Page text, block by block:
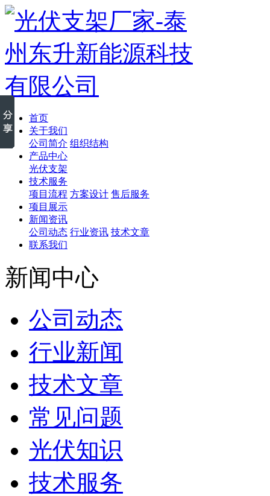
首页
关于我们
公司简介 组织结构
产品中心
光伏支架
技术服务
项目流程 方案设计 售后服务
项目展示
新闻资讯
公司动态 行业资讯 技术文章
联系我们
新闻中心
公司动态
行业新闻
技术文章
常见问题
光伏知识
技术服务